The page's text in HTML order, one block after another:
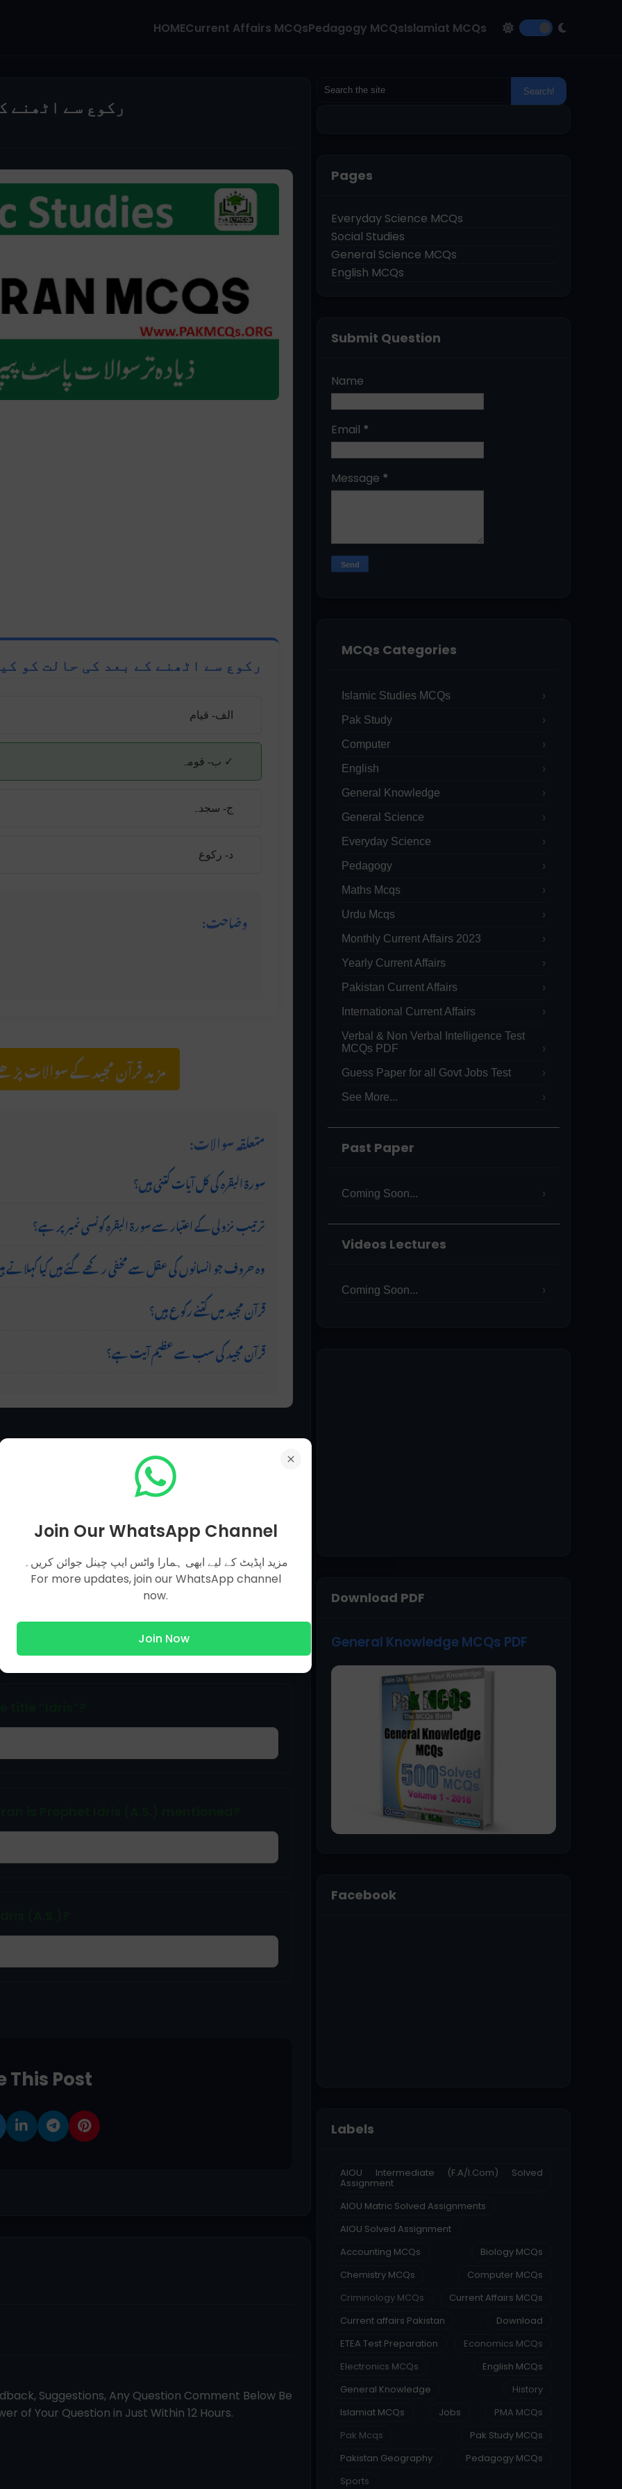
HOMECurrent Affairs MCQsPedagogy MCQsIslamiat MCQs
رکوع سے اٹھنے
رکوع سے اٹھنے کے بعد کی حالت کو
الف- قیام
✓ ب- قومہ
ج- سجدہ
د- رکوع
وضاحت:
مزید قرآن مجید کے سوالات
متعلقہ سوالات:
سورۃ البقرہ کی کل آیات کتنی ہیں؟
ترتیب نزولی کے اعتبار سے سورۃ البقرہ کونسی نمبر پر ہے؟
وہ حروف جو انسانوں کی عقل سے مخفی رکھے گئے ہیں کیا کہلاتے
قرآن مجید میں کتنے رکوع ہیں؟
قرآن مجید کی سب سے عظیم آیت ہے؟
This Post
Suggestions, Any Question Comment Below Be
of Your Question in Just Within 12 Hours.
Pages
Everyday Science MCQs
Social Studies
General Science MCQs
English MCQs
Submit Question
Name
Email *
Message *
MCQs Categories
Islamic Studies MCQs
Pak Study
Computer
English
General Knowledge
General Science
Everyday Science
Pedagogy
Maths Mcqs
Urdu Mcqs
Monthly Current Affairs 2023
Yearly Current Affairs
Pakistan Current Affairs
International Current Affairs
Verbal & Non Verbal Intelligence Test
MCQs PDF
Guess Paper for all Govt Jobs Test
See More...
Past Paper
Coming Soon...
Videos Lectures
Coming Soon...
Download PDF
General Knowledge MCQs PDF
Facebook
Labels
AIOU Intermediate (F.A/I.Com) Solved
Assignment
AIOU Matric Solved Assignments
AIOU Solved Assignment
Accounting MCQs
Biology MCQs
Chemistry MCQs
Computer MCQs
Criminology MCQs
Current Affairs MCQs
Current affairs Pakistan
Download
ETEA Test Preparation
Economics MCQs
Electronics MCQs
English MCQs
General Knowledge
History
Islamiat MCQs
Jobs
PMA MCQs
Pak Mcqs
Pak Study MCQs
Pakistan Geography
Pedagogy MCQs
Sports
Join Our WhatsApp Channel
مزید اپڈیٹ کے لیے ابھی ہمارا واٹس ایپ چینل جوائن کریں۔
For more updates, join our WhatsApp channel
now.
Join Now